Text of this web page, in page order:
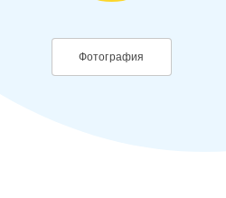
Фотография